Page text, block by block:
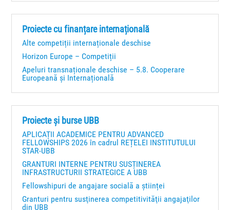
Proiecte cu finanțare internațională
Alte competiții internaționale deschise
Horizon Europe – Competiții
Apeluri transnaționale deschise – 5.8. Cooperare
Europeană și Internațională
Proiecte și burse UBB
APLICAȚII ACADEMICE PENTRU ADVANCED
FELLOWSHIPS 2026 în cadrul REȚELEI INSTITUTULUI
STAR-UBB
GRANTURI INTERNE PENTRU SUSȚINEREA
INFRASTRUCTURII STRATEGICE A UBB
Fellowshipuri de angajare socială a științei
Granturi pentru susţinerea competitivităţii angajaţilor
din UBB